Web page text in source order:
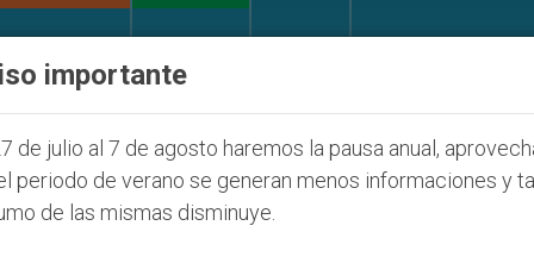
Seúl 2027
importante
de julio al 7 de agosto haremos la pausa anual,
periodo de verano se generan menos informaciones y
de las mismas disminuye.